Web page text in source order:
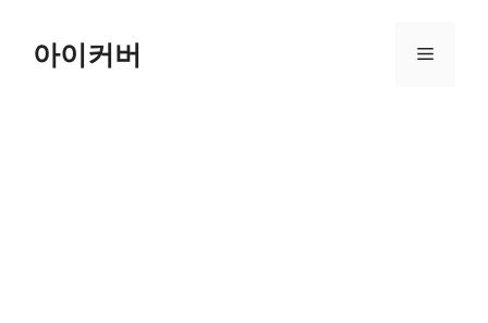
content아이커버 Menu